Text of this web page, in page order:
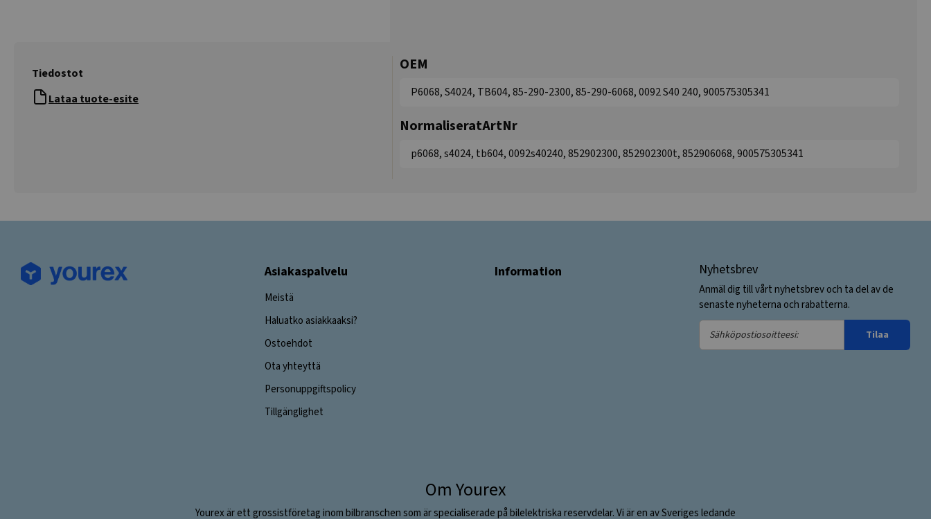
Tiedostot
Lataa tuote-esite
OEM
P6068, S4024, TB604, 85-290-2300, 85-290-6068, 0092 S40 240, 900575305341
NormaliseratArtNr
p6068, s4024, tb604, 0092s40240, 852902300, 852902300t, 852906068, 900575305341
Asiakaspalvelu
Meistä
Haluatko asiakkaaksi?
Ostoehdot
Ota yhteyttä
Personuppgiftspolicy
Tillgänglighet
Information Nyhetsbrev
Anmäl dig till vårt nyhetsbrev och ta del av de
senaste nyheterna och rabatterna.
Sähköpostiosoitteesi:
Tilaa
Om Yourex
Yourex är ett grossistföretag inom bilbranschen som är specialiserade på bilelektriska reservdelar. Vi är en av Sveriges ledande